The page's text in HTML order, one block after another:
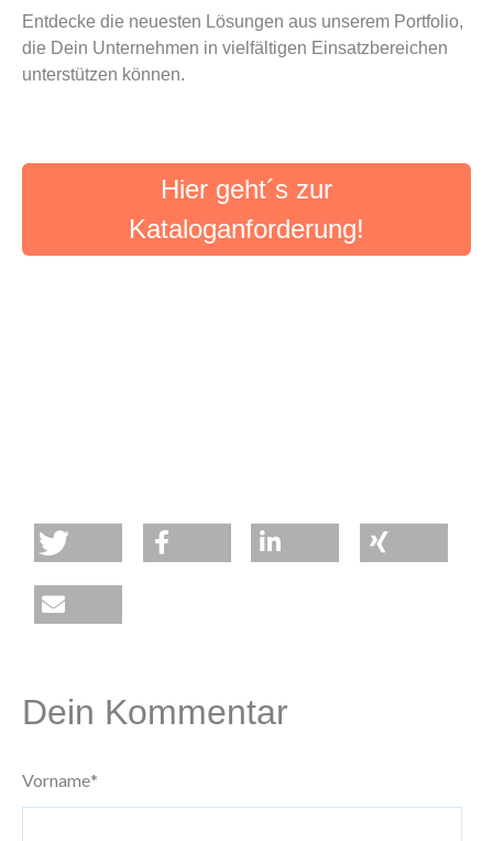
Entdecke die neuesten Lösungen aus unserem Portfolio,
die Dein Unternehmen in vielfältigen Einsatzbereichen
unterstützen können.
Hier geht´s zur
Kataloganforderung!
Dein Kommentar
Vorname*